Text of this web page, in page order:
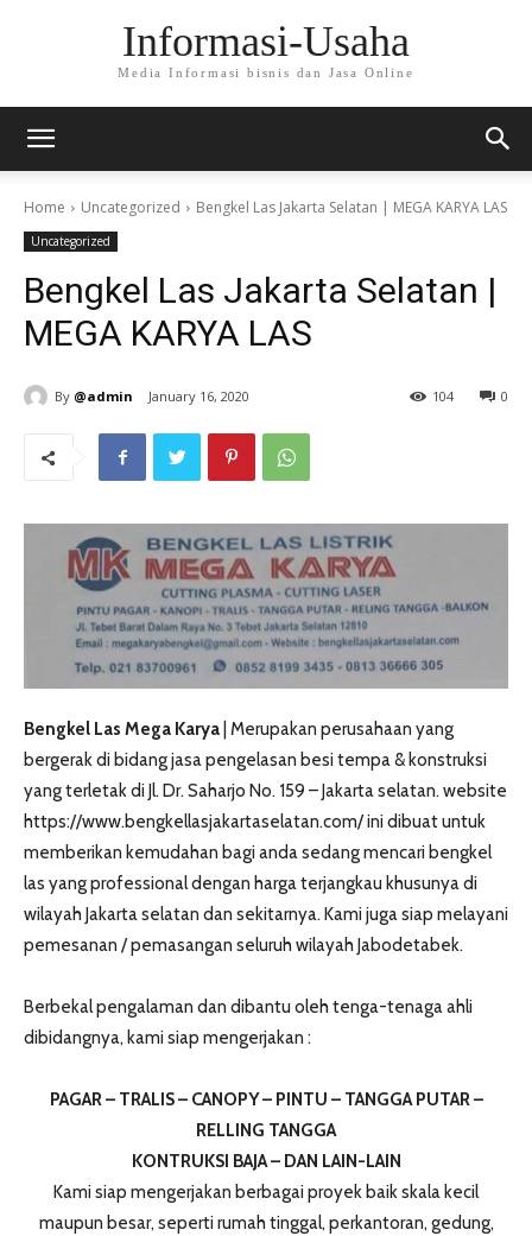
Informasi-Usaha
Media Informasi bisnis dan Jasa Online
Home Uncategorized Bengkel Las Jakarta Selatan | MEGA KARYA LAS
Uncategorized
Bengkel Las Jakarta Selatan |
MEGA KARYA LAS
By @admin January 16, 2020 0
104
Bengkel Las Mega Karya | Merupakan perusahaan yang
bergerak di bidang jasa pengelasan besi tempa & konstruksi
yang terletak di Jl. Dr. Saharjo No. 159 – Jakarta selatan. website
https://www.bengkellasjakartaselatan.com/ ini dibuat untuk
memberikan kemudahan bagi anda sedang mencari bengkel
las yang professional dengan harga terjangkau khusunya di
wilayah Jakarta selatan dan sekitarnya. Kami juga siap melayani
pemesanan / pemasangan seluruh wilayah Jabodetabek.
Berbekal pengalaman dan dibantu oleh tenga-tenaga ahli
dibidangnya, kami siap mengerjakan :
PAGAR – TRALIS – CANOPY – PINTU – TANGGA PUTAR –
RELLING TANGGA
KONTRUKSI BAJA – DAN LAIN-LAIN
Kami siap mengerjakan berbagai proyek baik skala kecil
maupun besar, seperti rumah tinggal, perkantoran, gedung,